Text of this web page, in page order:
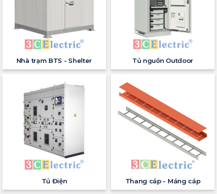
Nhà trạm BTS - Shelter Tủ nguồn Outdoor
Tủ Điện Thang cáp - Máng cáp